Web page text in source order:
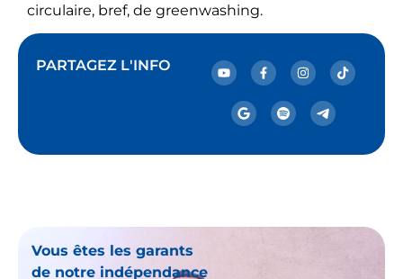
circulaire, bref, de greenwashing.
PARTAGEZ L'INFO
Vous êtes les garants
de notre indépendance